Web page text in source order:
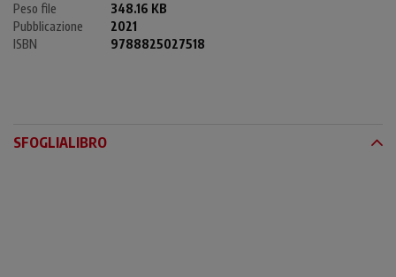
Peso file
348.16 KB
Pubblicazione
2021
ISBN
9788825027518
SFOGLIALIBRO